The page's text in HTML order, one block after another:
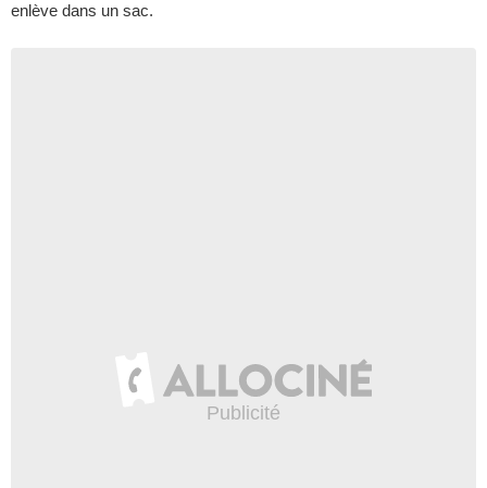
enlève dans un sac.